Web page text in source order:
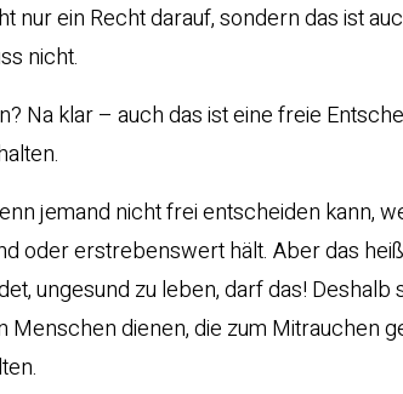
nur ein Recht darauf, sondern das ist
nicht.
Na klar – auch das ist eine freie
jemand nicht frei entscheiden kann,
oder erstrebenswert hält. Aber das
ungesund zu leben, darf das! Deshalb
dienen, die zum Mitrauchen